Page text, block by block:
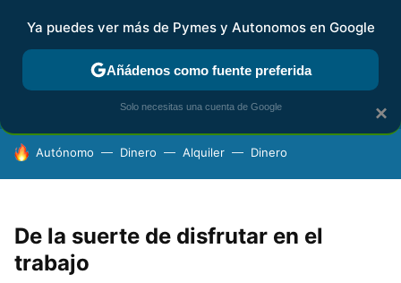
FISCALIDAD Y CONTABILIDAD KIT DIGITAL RENTA
HOY SE HABLA DE
Autónomo Dinero Alquiler Dinero
De la suerte de disfrutar en el
trabajo
×
Ya puedes ver más de Pymes y Autonomos en Google
Añádenos como fuente preferida
Solo necesitas una cuenta de Google